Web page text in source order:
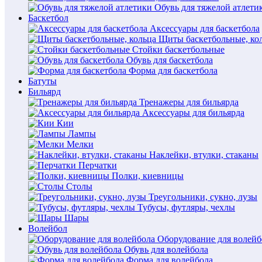
Обувь для тяжелой
Баскетбол
Аксессуары для баскетбола
Щиты баскетбольные,
Стойки баскетбольные
Обувь для баскетбола
Форма для баскетбола
Батуты
Бильярд
Тренажеры для бильярда
Аксессуары для бильярда
Кии
Лампы
Мелки
Наклейки, втулки, стаканы
Перчатки
Полки, киевницы
Столы
Треугольники, сукно, лузы
Тубусы, футляры, чехлы
Шары
Волейбол
Оборудование для
Обувь для волейбола
Форма для волейбола